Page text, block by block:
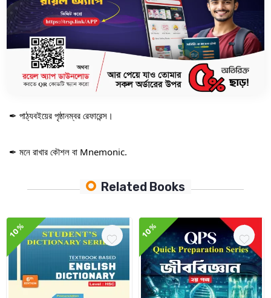
✒ প্রয়োজনীয় সকল গুরুত্বপূর্ণ সূত্রসমূহ ।
✒ Terms বা পরিভাষাসমূহ ।
✒ অধ্যায়ভিত্তিক ও ধারাবাহিক ভাবে সাজানো ।
✒ পাঠ্যবইয়ের পৃষ্ঠানম্বর রেফারেন্স।
✒ মনে রাখার কৌশল বা Mnemonic.
Related Books
10% 10%